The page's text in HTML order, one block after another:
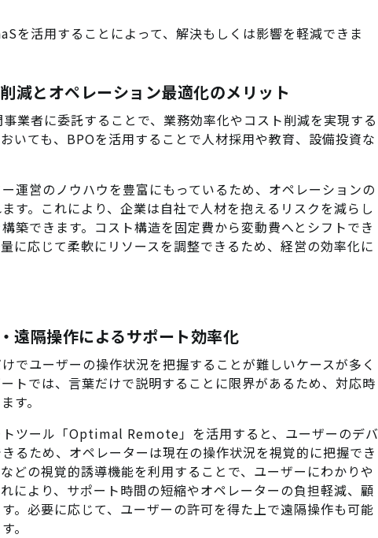
を活用することによって、解決もしくは影響を軽減できま
減とオペレーション最適化のメリット
業者に委託することで、業務効率化やコスト削減を実現する
いても、BPOを活用することで人材採用や教育、設備投資な
運営のノウハウを豊富にもっているため、オペレーションの
す。これにより、企業は自社で人材を抱えるリスクを減らし
築できます。コスト構造を固定費から変動費へとシフトでき
に応じて柔軟にリソースを調整できるため、経営の効率化に
遠隔操作によるサポート効率化
でユーザーの操作状況を把握することが難しいケースが多く
トでは、言葉だけで説明することに限界があるため、対応時
す。
ツール「Optimal Remote」を活用すると、ユーザーのデバ
るため、オペレーターは現在の操作状況を視覚的に把握でき
どの視覚的誘導機能を利用することで、ユーザーにわかりや
により、サポート時間の短縮やオペレーターの負担軽減、顧
。必要に応じて、ユーザーの許可を得た上で遠隔操作も可能
。